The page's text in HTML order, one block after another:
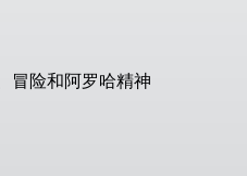
冒险和阿罗哈精神